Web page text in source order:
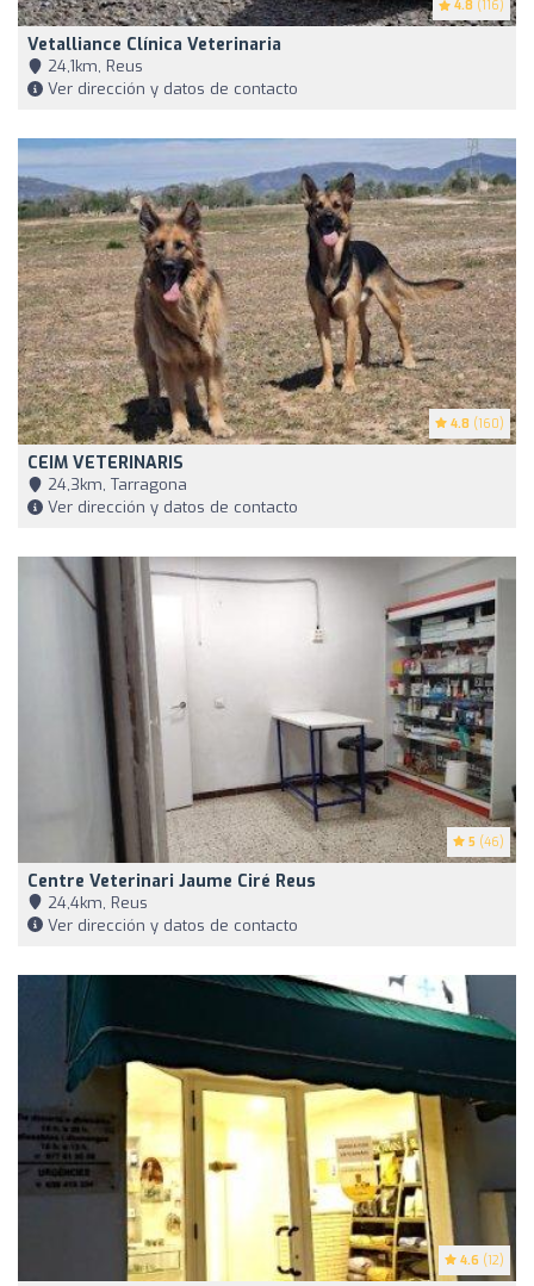
4.8 (116)
Vetalliance Clínica Veterinaria
24,1km, Reus
Ver dirección y datos de contacto
4.8 (160)
CEIM VETERINARIS
24,3km, Tarragona
Ver dirección y datos de contacto
5 (46)
Centre Veterinari Jaume Ciré Reus
24,4km, Reus
Ver dirección y datos de contacto
4.6 (12)